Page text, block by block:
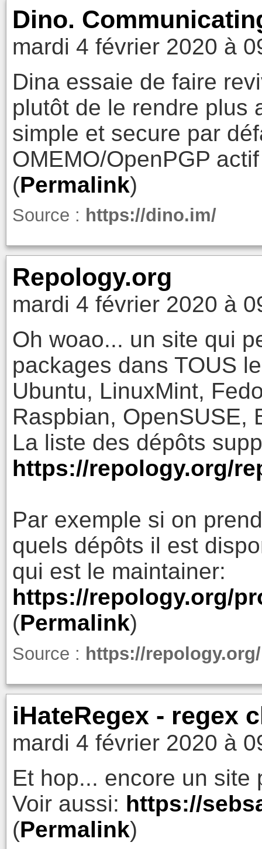
Dino.
mardi 4 février 2020 à
Dina essaie de faire
plutôt de le rendre plus
simple et secure par
OMEMO/OpenPGP
(Permalink)
Source : https://dino.im/
Repology.org
mardi 4 février 2020 à
Oh woao... un site qui
packages dans TOUS
Ubuntu, LinuxMint,
Raspbian, OpenSUSE,
La liste des dépôts
https://repology.org/
Par exemple si on
quels dépôts il est
qui est le maintainer:
https://repology.org/
(Permalink)
Source : https://
iHateRegex - regex
mardi 4 février 2020 à
Et hop... encore un site
Voir aussi: https://
(Permalink)